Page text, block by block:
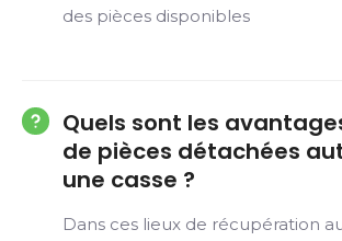
des pièces disponibles
Quels sont les
de pièces détachées
une casse ?
Dans ces lieux de récupération